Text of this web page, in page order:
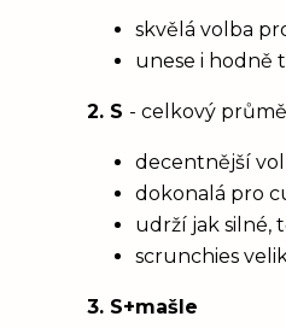
skvělá volba
unese i hodně
2. S - celkový
decentnější
dokonalá pro
udrží jak silné,
scrunchies
3. S+mašle